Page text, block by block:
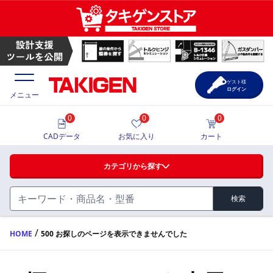
ハンドル・取手・つまみ・周辺機器
FA・A
蝶番・ステー・周辺機器
価格一覧
製品カタログ
メニュー
カテゴリから探す
検索
0
CADデータ
0
お気に入り
0
カート
ゲスト様
ログイン
HOME / 500 お探しのページを表示できませんでした